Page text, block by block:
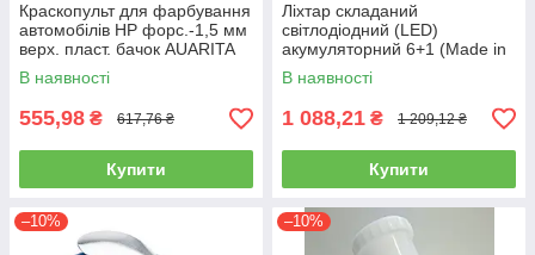
Краскопульт для фарбування
автомобілів HP форс.-1,5 мм
верх. пласт. бачок AUARITA
S-990P-1.8
В наявності
555,98 ₴ 617,76 ₴
Купити
Ліхтар складаний
світлодіодний (LED)
акумуляторний 6+1 (Made in
GERMANY) WL-0601
(ліхтарик, ручний)
В наявності
1 088,21 ₴ 1 209,12 ₴
Купити
–10% –10%